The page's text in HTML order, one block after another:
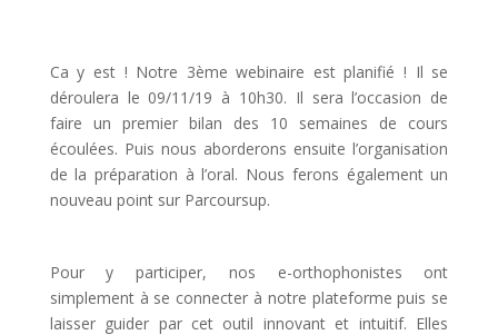
Ca y est ! Notre 3ème webinaire est planifié ! Il se
déroulera le 09/11/19 à 10h30. Il sera l’occasion de
faire un premier bilan des 10 semaines de cours
écoulées. Puis nous aborderons ensuite l’organisation
de la préparation à l’oral. Nous ferons également un
nouveau point sur Parcoursup.
Pour y participer, nos e-orthophonistes ont
simplement à se connecter à notre plateforme puis se
laisser guider par cet outil innovant et intuitif. Elles